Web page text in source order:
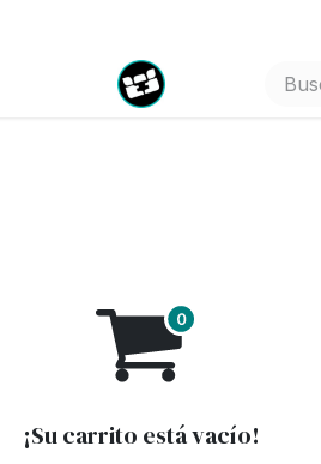
Cita
¡Su carrito está vacío!